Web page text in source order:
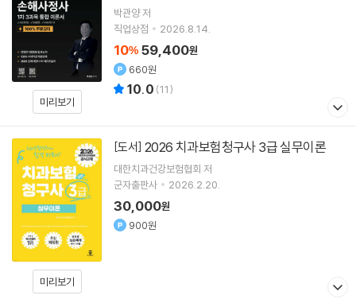
미리보기
박관양저
직업상점
2026.8.14.
10% 59,400원
660원
10.0 (11)
미리보기
[도서] 2026 치과보험청구사 3급 실무이론
대한치과건강보험협회 저
군자출판사
2026.2.20.
30,000원
900원